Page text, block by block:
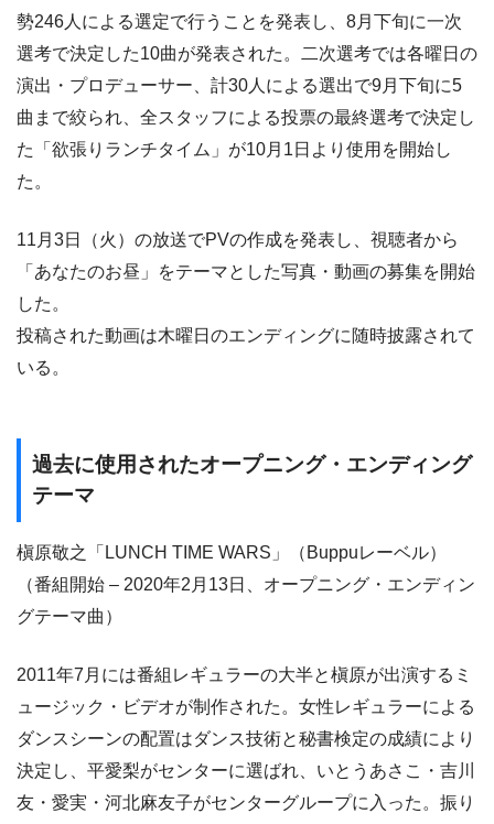
勢246人による選定で行うことを発表し、8月下旬に一次
選考で決定した10曲が発表された。二次選考では各曜日の
演出・プロデューサー、計30人による選出で9月下旬に5
曲まで絞られ、全スタッフによる投票の最終選考で決定し
た「欲張りランチタイム」が10月1日より使用を開始し
た。
11月3日（火）の放送でPVの作成を発表し、視聴者から
「あなたのお昼」をテーマとした写真・動画の募集を開始
した。
投稿された動画は木曜日のエンディングに随時披露されて
いる。
過去に使用されたオープニング・エンディング
テーマ
槇原敬之「LUNCH TIME WARS」（Buppuレーベル）
（番組開始 – 2020年2月13日、オープニング・エンディン
グテーマ曲）
2011年7月には番組レギュラーの大半と槇原が出演するミ
ュージック・ビデオが制作された。女性レギュラーによる
ダンスシーンの配置はダンス技術と秘書検定の成績により
決定し、平愛梨がセンターに選ばれ、いとうあさこ・吉川
友・愛実・河北麻友子がセンターグループに入った。振り